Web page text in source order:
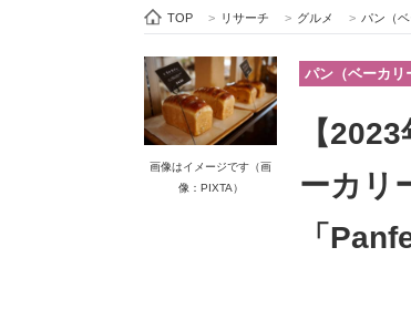
ビジネスと働き方のヒント
ITエンジニア向け専門サイト
TOP > リサーチ > グルメ > パン（ベ
画像はイメージです（画
像：PIXTA）
パン（ベーカリ
【
ーカリ
「